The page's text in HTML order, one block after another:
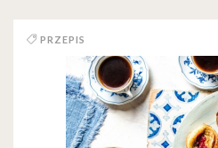
PRZEPIS